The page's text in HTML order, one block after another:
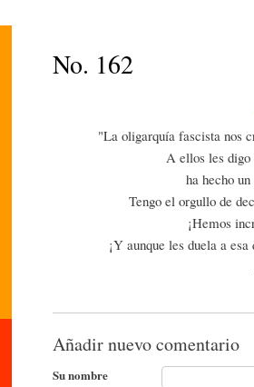
No. 162
"La oligarquía fascista nos
A ellos les digo
ha hecho
Tengo el orgullo de
¡Hemos
¡Y aunque les duela a
Añadir nuevo comentario
Su nombre